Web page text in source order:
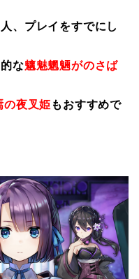
、プレイをすでにし
な魑魅魍魎がのさば
の夜叉姫 もおすすめで